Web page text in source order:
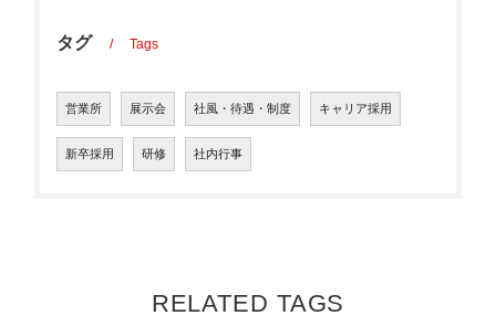
タグ Tags
営業所 展示会 社風・待遇・制度 キャリア採用
新卒採用 研修 社内行事
RELATED TAGS